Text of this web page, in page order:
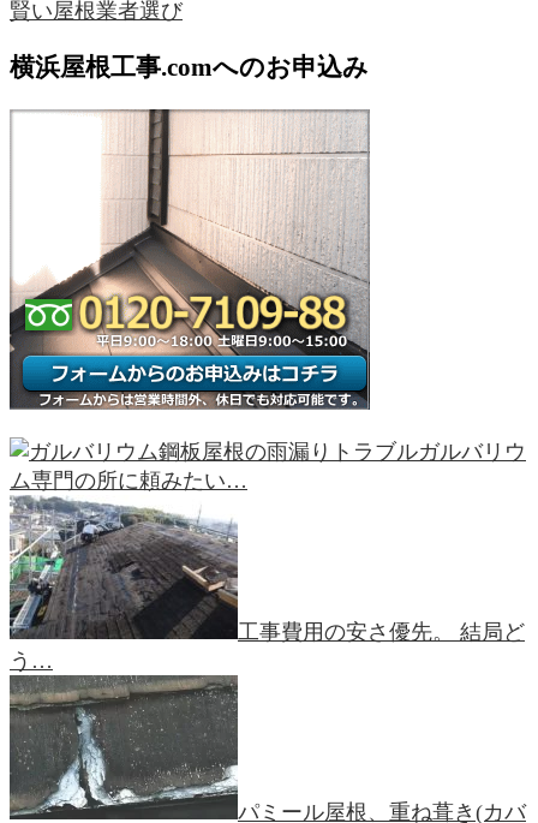
賢い屋根業者選び
横浜屋根工事.comへのお申込み
ガルバリウ
ム専門の所に頼みたい…
工事費用の安さ優先。 結局ど
う…
パミール屋根、重ね葺き(カバ